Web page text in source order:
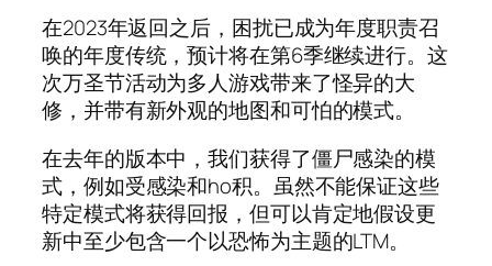
在2023年返回之后，困扰已成为年度职责召
唤的年度传统，预计将在第6季继续进行。这
次万圣节活动为多人游戏带来了怪异的大
修，并带有新外观的地图和可怕的模式。
在去年的版本中，我们获得了僵尸感染的模
式，例如受感染和ho积。虽然不能保证这些
特定模式将获得回报，但可以肯定地假设更
新中至少包含一个以恐怖为主题的LTM。